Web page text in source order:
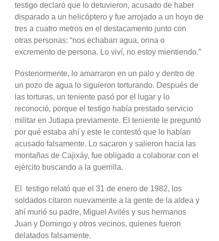
testigo declaró que lo detuvieron, acusado de haber
disparado a un helicóptero y fue arrojado a un hoyo de
tres a cuatro metros en el destacamento junto con
otras personas: “nos echaban agua, orina o
excremento de persona. Lo viví, no estoy mientiendo.”
Posteriormente, lo amarraron en un palo y dentro de
un pozo de agua lo siguieron torturando. Después de
las torturas, un teniente pasó por el lugar y lo
reconoció, porque el testigo había prestado servicio
militar en Jutiapa previamente. El teniente le preguntó
por qué estaba ahí y este le contestó que lo habían
acusado falsamente. Lo sacaron y salieron hacia las
montañas de Cajixáy, fue obligado a colaborar con el
ejército buscando a la guerrilla.
El testigo relató que el 31 de enero de 1982, los
soldados citaron nuevamente a la gente de la aldea y
ahí murió su padre, Miguel Avilés y sus hermanos
Juan y Domingo y otros vecinos, quienes fueron
delatados falsamente.